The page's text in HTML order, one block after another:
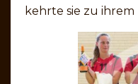
kehrte sie zu